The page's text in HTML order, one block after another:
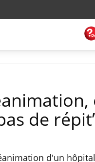
de
d'un